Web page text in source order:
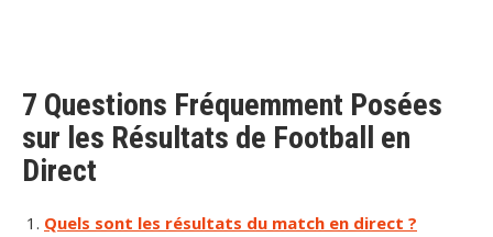
7 Questions Fréquemment Posées
sur les Résultats de Football en
Direct
Quels sont les résultats du match en direct ?